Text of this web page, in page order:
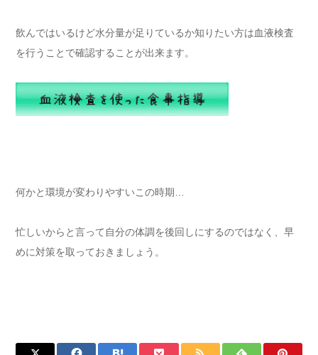
飲んではいるけど水分量が足りているか知りたい方は血液検査
を行うことで確認することが出来ます。
何かと環境が変わりやすいこの時期…
忙しいからと言って自分の体調を後回しにするのではなく、早
めに対策を取っておきましょう。